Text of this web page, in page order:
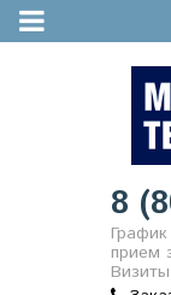
8
прием